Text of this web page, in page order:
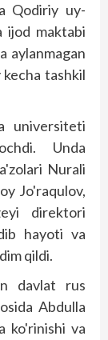
Qodiriy uy-
ijod maktabi
aylanmagan
tashkil
universiteti
Unda
Nurali
Jo'raqulov,
direktori
hayoti va
qildi.
davlat rus
Abdulla
ko'rinishi va